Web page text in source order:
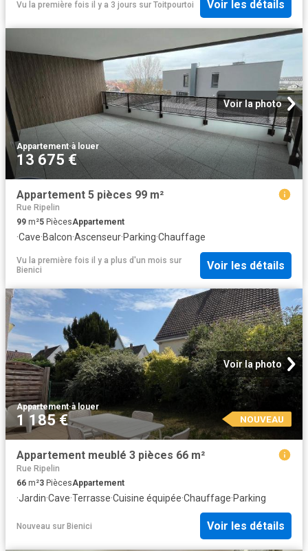
Vu la première fois il y a 3 jours sur Toitpourtoi Voir les détails
Voir la photo
Appartement·à louer
13 675 €
Appartement 5 pièces 99 m²
Rue Ripelin
99 m²5 PiècesAppartement
·Cave·Balcon·Ascenseur·Parking·Chauffage
Vu la première fois il y a plus d'un mois sur
Bienici
Voir les détails
Voir la photo
Appartement·à louer
1 185 € NOUVEAU
Appartement meublé 3 pièces 66 m²
Rue Ripelin
66 m²3 PiècesAppartement
·Jardin·Cave·Terrasse·Cuisine équipée·Chauffage·Parking
Nouveau sur Bienici Voir les détails